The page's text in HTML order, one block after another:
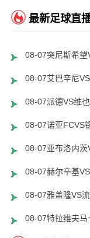
最新足球直
08-07突尼斯希望
08-07艾巴辛尼
08-07派德VS维
08-07诺亚FCVS
08-07亚布洛内茨
08-07赫尔辛基
08-07雅盖隆VS
08-07特拉维夫马